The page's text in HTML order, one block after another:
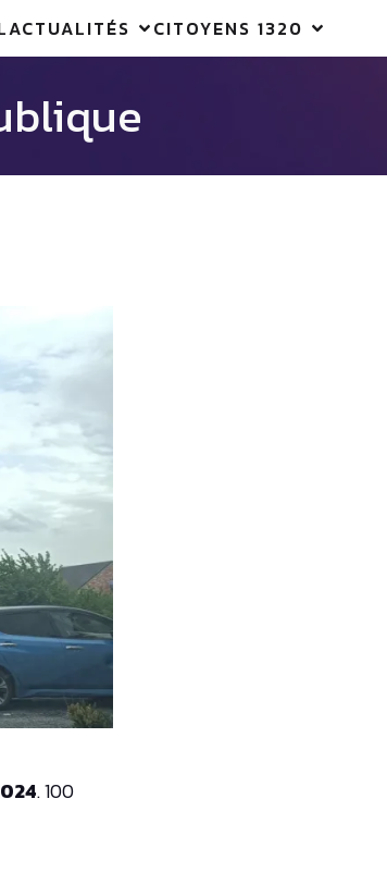
ACTUALITÉS CITOYENS 1320
. 100